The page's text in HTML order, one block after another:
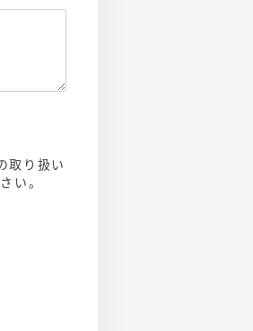
取り扱い
い。